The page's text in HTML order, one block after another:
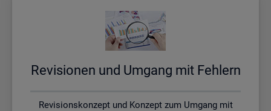
Re­vi­sio­nen und Um­gang mit Feh­lern
Revisionskonzept und Konzept zum Umgang mit